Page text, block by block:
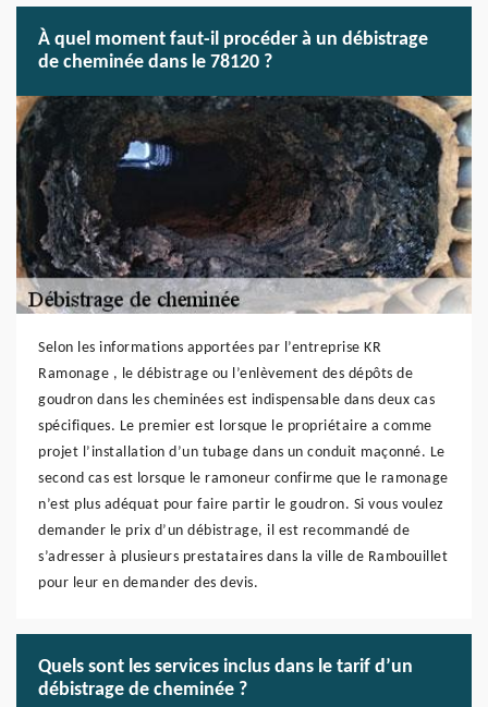
À quel moment faut-il procéder à un débistrage
de cheminée dans le 78120 ?
Selon les informations apportées par l’entreprise KR
Ramonage , le débistrage ou l’enlèvement des dépôts de
goudron dans les cheminées est indispensable dans deux cas
spécifiques. Le premier est lorsque le propriétaire a comme
projet l’installation d’un tubage dans un conduit maçonné. Le
second cas est lorsque le ramoneur confirme que le ramonage
n’est plus adéquat pour faire partir le goudron. Si vous voulez
demander le prix d’un débistrage, il est recommandé de
s’adresser à plusieurs prestataires dans la ville de Rambouillet
pour leur en demander des devis.
Quels sont les services inclus dans le tarif d’un
débistrage de cheminée ?